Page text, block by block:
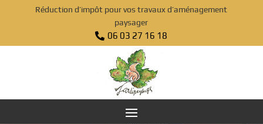
Réduction d’impôt pour vos travaux d’aménagement
paysager
 06 03 27 16 18